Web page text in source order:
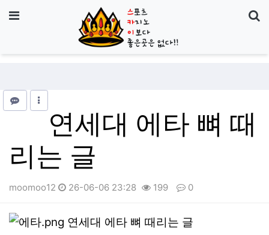
메뉴
연세대 에타 뼈 때
리는 글
moomoo12 26-06-06 23:28 199 0
본문